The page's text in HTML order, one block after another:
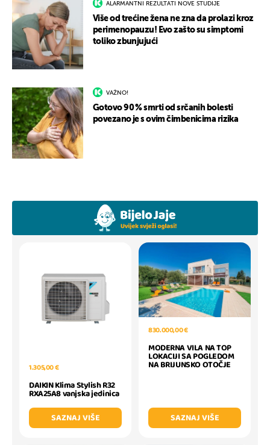
ALARMANTNI REZULTATI NOVE STUDIJE
Više od trećine žena ne zna da prolazi kroz
perimenopauzu! Evo zašto su simptomi
toliko zbunjujući
VAŽNO!
Gotovo 90 % smrti od srčanih bolesti
povezano je s ovim čimbenicima rizika
1.305,00 €
DAIKIN Klima Stylish R32
RXA25A8 vanjska jedinica
SAZNAJ VIŠE
830.000,00 €
MODERNA VILA NA TOP
LOKACIJI SA POGLEDOM
NA BRIJUNSKO OTOČJE
SAZNAJ VIŠE